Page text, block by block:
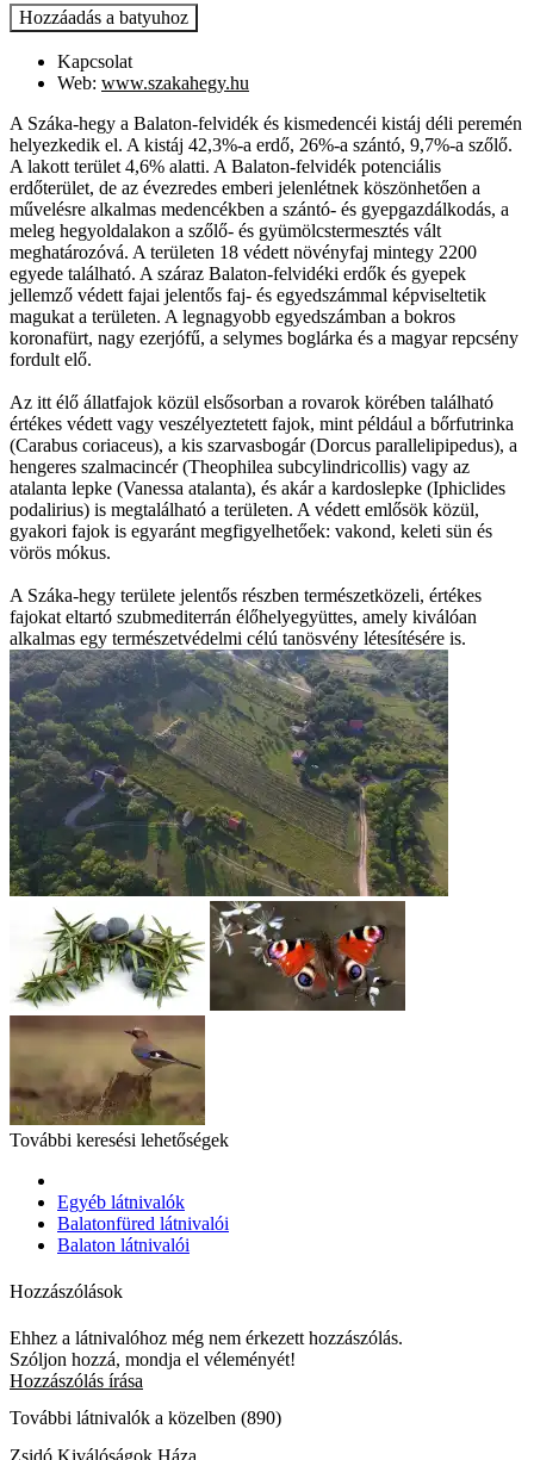
Kapcsolat
Web: www.szakahegy.hu
A Száka-hegy a Balaton-felvidék és kismedencéi kistáj déli peremén
helyezkedik el. A kistáj 42,3%-a erdő, 26%-a szántó, 9,7%-a szőlő.
A lakott terület 4,6% alatti. A Balaton-felvidék potenciális
erdőterület, de az évezredes emberi jelenlétnek köszönhetően a
művelésre alkalmas medencékben a szántó- és gyepgazdálkodás, a
meleg hegyoldalakon a szőlő- és gyümölcstermesztés vált
meghatározóvá. A területen 18 védett növényfaj mintegy 2200
egyede található. A száraz Balaton-felvidéki erdők és gyepek
jellemző védett fajai jelentős faj- és egyedszámmal képviseltetik
magukat a területen. A legnagyobb egyedszámban a bokros
koronafürt, nagy ezerjófű, a selymes boglárka és a magyar repcsény
fordult elő.
Az itt élő állatfajok közül elsősorban a rovarok körében található
értékes védett vagy veszélyeztetett fajok, mint például a bőrfutrinka
(Carabus coriaceus), a kis szarvasbogár (Dorcus parallelipipedus), a
hengeres szalmacincér (Theophilea subcylindricollis) vagy az
atalanta lepke (Vanessa atalanta), és akár a kardoslepke (Iphiclides
podalirius) is megtalálható a területen. A védett emlősök közül,
gyakori fajok is egyaránt megfigyelhetőek: vakond, keleti sün és
vörös mókus.
A Száka-hegy területe jelentős részben természetközeli, értékes
fajokat eltartó szubmediterrán élőhelyegyüttes, amely kiválóan
alkalmas egy természetvédelmi célú tanösvény létesítésére is.
További keresési lehetőségek
Egyéb látnivalók
Balatonfüred látnivalói
Balaton látnivalói
Hozzászólások
Ehhez a látnivalóhoz még nem érkezett hozzászólás.
Szóljon hozzá, mondja el véleményét!
Hozzászólás írása
További látnivalók a közelben (890)
Zsidó Kiválóságok Háza